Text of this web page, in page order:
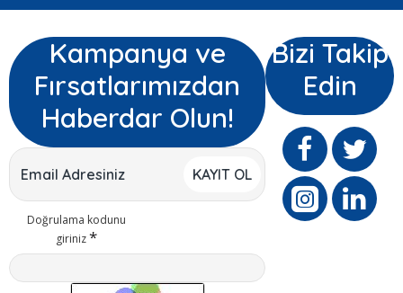
Kampanya ve
Fırsatlarımızdan
Haberdar Olun!
KAYIT OL
Doğrulama kodunu
giriniz
Bizi Takip
Edin